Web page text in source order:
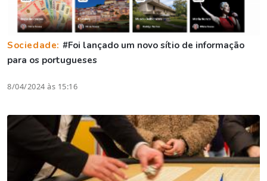
Sociedade: #Foi lançado um novo sítio de informação
para os portugueses
8/04/2024 às 15:16